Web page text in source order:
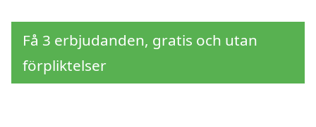
Få 3 erbjudanden, gratis och utan
förpliktelser